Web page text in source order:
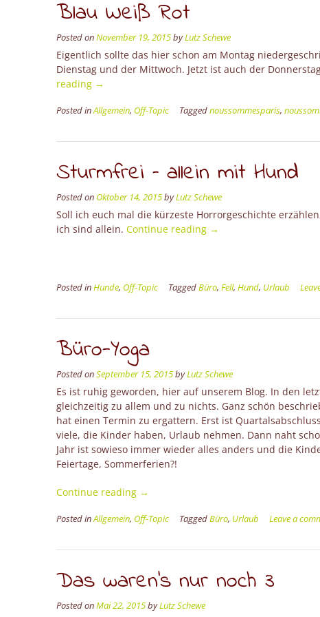
Blau Weiß Rot
Posted onNovember 19, 2015byLutz Schewe
Eigentlich sollte das hier schon am Montag
Dienstag und der Mittwoch. Jetzt ist auch der
reading “Blau
Rot”
→
Posted inAllgemein, Off-Topic Taggednoussommesparis,
Sturmfrei – allein mit Hund
Posted on Oktober 14, 2015byLutz Schewe
Soll ich euch mal die kürzeste Horrorgeschichte
ich sind allein. Continue reading “Sturmfrei
Hund”
→
Posted inHunde, Off-Topic TaggedBüro, Fell, Hund, Urlaub
Büro-Yoga
Posted onSeptember 15, 2015byLutz Schewe
Es ist ruhig geworden, hier auf unserem Blog. In den
gleichzeitig zu allem und zu nichts. Ganz schön
hat einen Termin zu ergattern. Erst ist
viele, die Kinder haben, Urlaub nehmen. Dann naht
Jahr ist sowieso immer wieder alles anders und die
Feiertage, Sommerferien?!
Continue reading “Büro-
→
Posted inAllgemein, Off-Topic TaggedBüro, Urlaub Leave a
Das waren’s nur noch 3
Posted onMai 22, 2015byLutz Schewe